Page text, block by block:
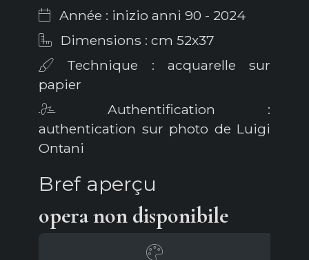
Année : inizio anni 90 - 2024
Dimensions : cm 52x37
Technique : acquarelle sur
papier
Authentification :
authentication sur photo de Luigi
Ontani
Bref aperçu
opera non disponibile